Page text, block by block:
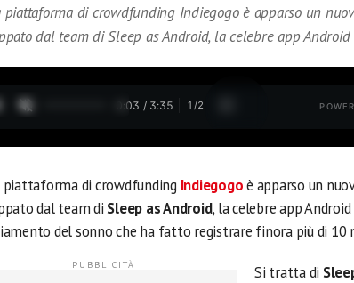
piattaforma di crowdfunding Indiegogo è apparso un
dal team di Sleep as Android, la celebre app
0:04 / 3:35 1 /2
piattaforma di crowdfunding Indiegogoè apparso un
dal team di Sleep as Android,la celebre app
del sonno che ha fatto registrare finora più di 10
Si tratta di